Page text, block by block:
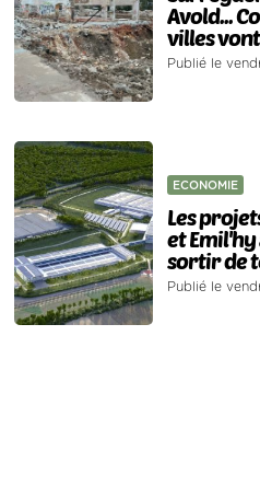
Avold...
villes
Publié le
ECONOMIE
Les
et
sortir de
Publié le